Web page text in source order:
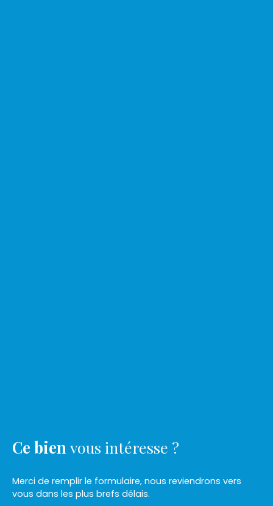
Ce bien vous intéresse ?
Merci de remplir le formulaire, nous reviendrons vers
vous dans les plus brefs délais.